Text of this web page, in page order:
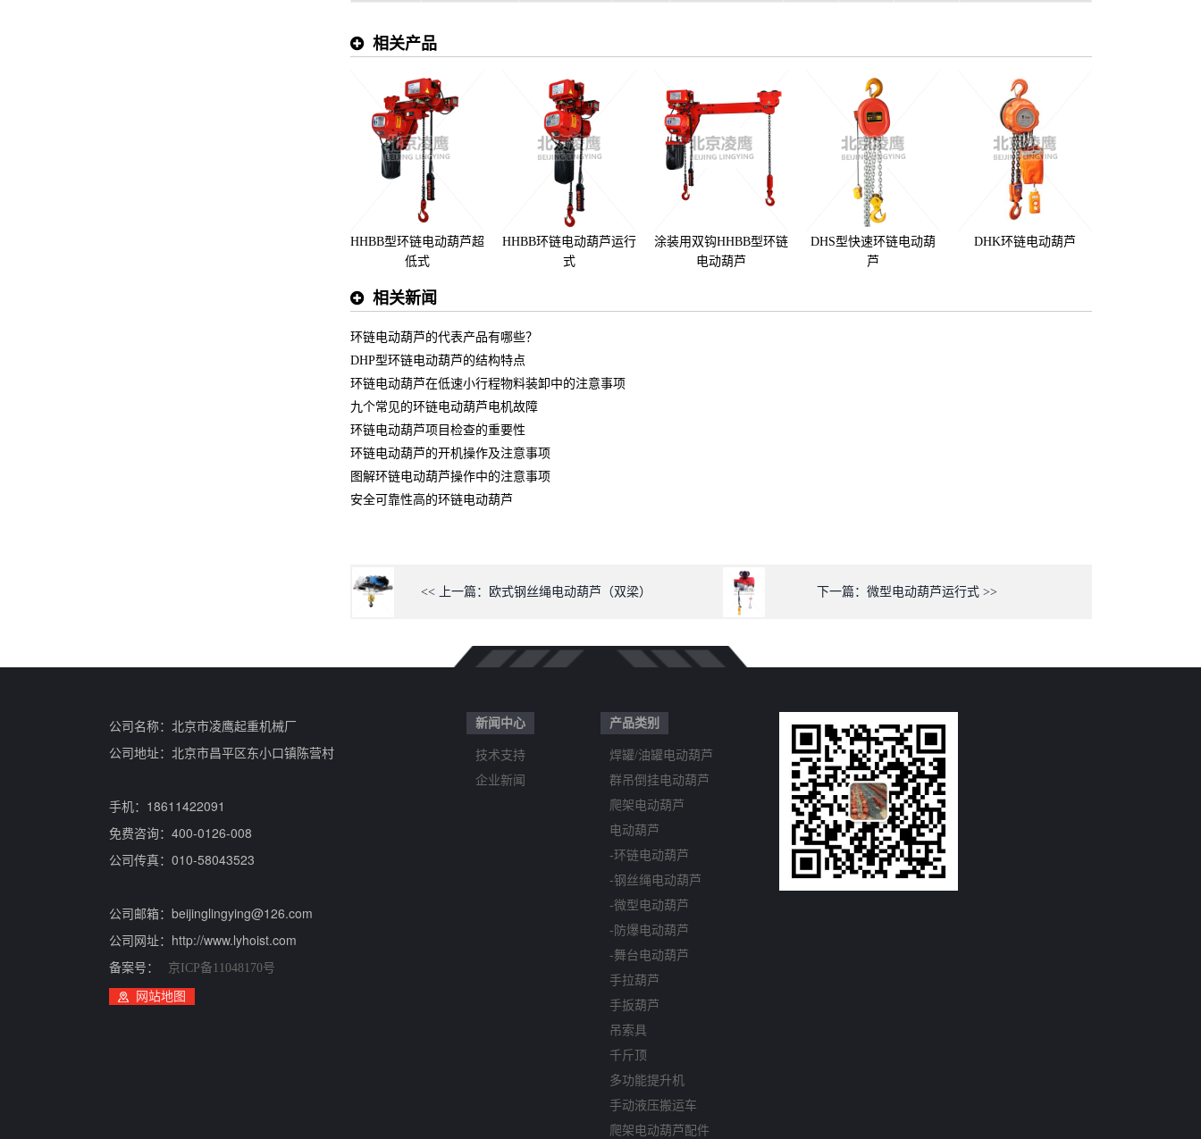
相关产品
HHBB型环链电动葫芦超
低式
HHBB环链电动葫芦运行
式
涂装用双钩HHBB型环链
电动葫芦
DHS型快速环链电动葫
芦
DHK环链电动葫芦
相关新闻
环链电动葫芦的代表产品有哪些？
DHP型环链电动葫芦的结构特点
环链电动葫芦在低速小行程物料装卸中的注意事项
九个常见的环链电动葫芦电机故障
环链电动葫芦项目检查的重要性
环链电动葫芦的开机操作及注意事项
图解环链电动葫芦操作中的注意事项
安全可靠性高的环链电动葫芦
<< 上一篇：欧式钢丝绳电动葫芦（双梁） 下一篇：微型电动葫芦运行式 >>
公司名称：北京市凌鹰起重机械厂
公司地址：北京市昌平区东小口镇陈营村
手机：18611422091
免费咨询：400-0126-008
公司传真：010-58043523
公司邮箱：beijinglingying@126.com
公司网址：http://www.lyhoist.com
备案号：
京ICP备11048170号
网站地图
新闻中心
技术支持
企业新闻
产品类别
焊罐/油罐电动葫芦
群吊倒挂电动葫芦
爬架电动葫芦
电动葫芦
-环链电动葫芦
-钢丝绳电动葫芦
-微型电动葫芦
-防爆电动葫芦
-舞台电动葫芦
手拉葫芦
手扳葫芦
吊索具
千斤顶
多功能提升机
手动液压搬运车
爬架电动葫芦配件